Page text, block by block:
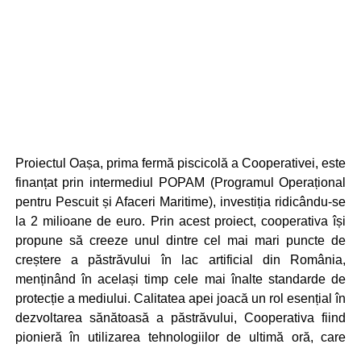
Proiectul Oașa, prima fermă piscicolă a Cooperativei, este
finanțat prin intermediul POPAM (Programul Operațional
pentru Pescuit și Afaceri Maritime), investiția ridicându-se
la 2 milioane de euro. Prin acest proiect, cooperativa își
propune să creeze unul dintre cel mai mari puncte de
creștere a păstrăvului în lac artificial din România,
menținând în același timp cele mai înalte standarde de
protecție a mediului. Calitatea apei joacă un rol esențial în
dezvoltarea sănătoasă a păstrăvului, Cooperativa fiind
pionieră în utilizarea tehnologiilor de ultimă oră, care